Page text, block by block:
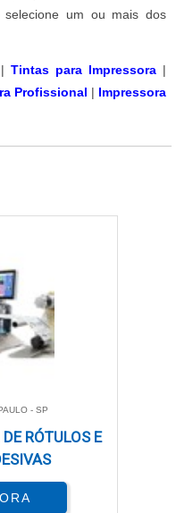
selecione um ou mais dos
Tintas para Impressora |
Profissional | Impressora
- SP
RÓTULOS E